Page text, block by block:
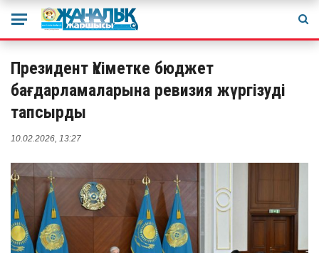
Президент Үкіметке бюджет
бағдарламаларына ревизия жүргізуді
тапсырды
10.02.2026, 13:27